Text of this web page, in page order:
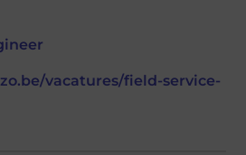
vacatures/field-service-